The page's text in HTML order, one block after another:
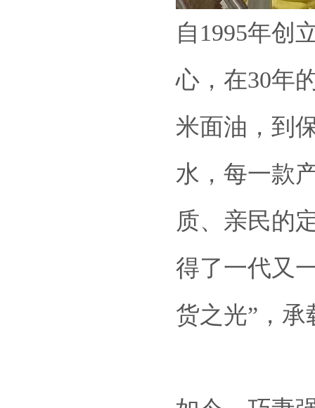
自1995年创
心，在30年
米面油，到
水，每一款
质、亲民的
得了一代又
货之光”，